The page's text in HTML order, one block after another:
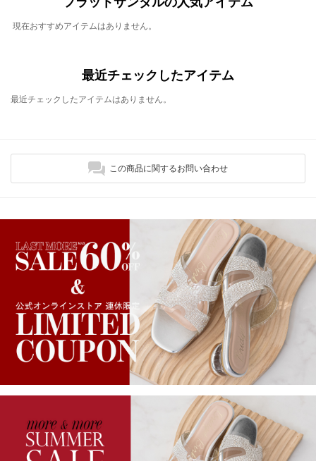
現在おすすめアイテムはありません。
最近チェックしたアイテム
最近チェックしたアイテムはありません。
この商品に関するお問い合わせ